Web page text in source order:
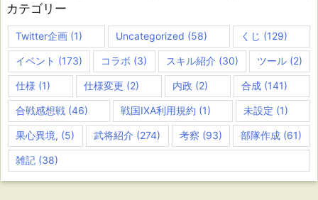
カテゴリー
Twitter企画 (1) Uncategorized (58) くじ (129)
イベント (173) コラボ (3) スキル紹介 (30) ツール(2)
仕様 (1) 仕様変更 (2) 内政 (2) 合成 (141)
合戦感想戦 (46) 戦国IXA利用規約 (1) 未設定 (1)
果心異境, (5) 武将紹介 (274) 考察 (93) 部隊作成 (61)
雑記 (38)